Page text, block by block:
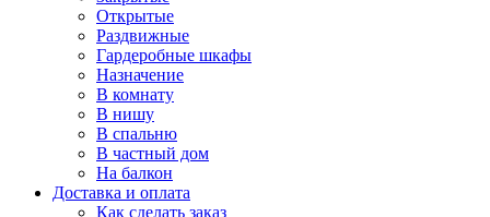
Открытые
Раздвижные
Гардеробные шкафы
Назначение
В комнату
В нишу
В спальню
В частный дом
На балкон
Доставка и оплата
Как сделать заказ